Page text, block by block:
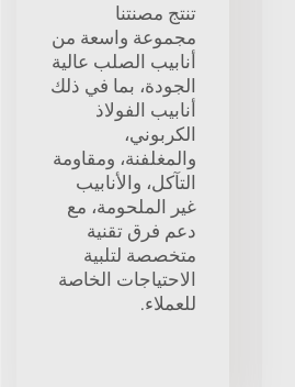
تنتج مصنتنا
مجموعة واسعة من
أنابيب الصلب عالية
الجودة، بما في ذلك
أنابيب الفولاذ
الكربوني،
والمغلفنة، ومقاومة
التآكل، والأنابيب
غير الملحومة، مع
دعم فرق تقنية
متخصصة لتلبية
الاحتياجات الخاصة
للعملاء.